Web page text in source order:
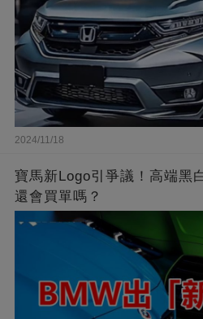
2024/11/18
寶馬新Logo引爭議！高端黑
還會買單嗎？